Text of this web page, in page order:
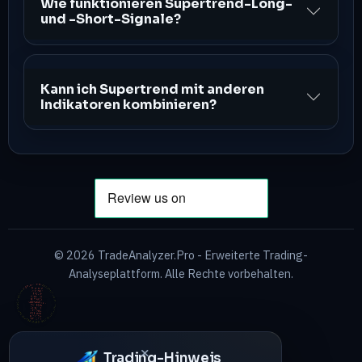
Wie funktionieren Supertrend-Long-
und -Short-Signale?
Kann ich Supertrend mit anderen
Indikatoren kombinieren?
© 2026 TradeAnalyzer.Pro - Erweiterte Trading-
Analyseplattform. Alle Rechte vorbehalten.
Trading-Hinweis